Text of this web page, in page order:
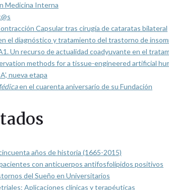
Medicina Interna
Capsular tras cirugía de cataratas bilateral
el diagnóstico y tratamiento del trastorno de
Un recurso de actualidad coadyuvante en el
methods for a tissue-engineered artificial
nueva etapa
en el cuarenta aniversario de su Fundación
años de historia (1665-2015)
con anticuerpos antifosfolípidos positivos
del Sueño en Universitarios
Aplicaciones clínicas y terapéuticas